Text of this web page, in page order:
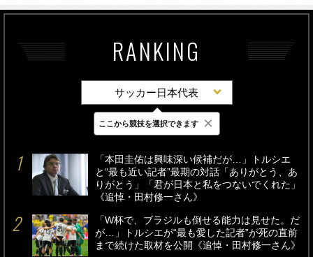
RANKING
サッカー日本代表
最新 24時間 週間
「本田圭佑は興味深い候補だが…」トルシエ
と“最も近い記者”最期の対話「ありがとう、あ
りがとう」「君が日本と私をつないでくれた」
《追悼・田村修一さん》
「W杯で、ブラジルも倒せる能力は見せた。だ
が…」トルシエが“最も愛した記者”が死の直前
まで続けた取材を公開《追悼・田村修一さん》
ここから競技を選択できます ×